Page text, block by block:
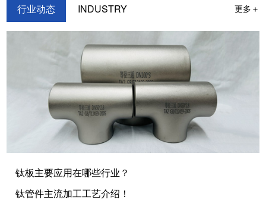
行业动态 INDUSTRY 更多＋
钛板主要应用在哪些行业？
钛管件主流加工工艺介绍！